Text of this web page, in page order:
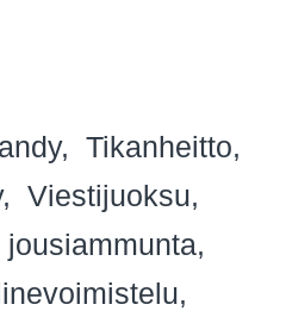
Tikanheitto
Viestijuoksu
jousiammunta